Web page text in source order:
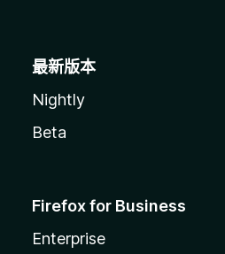
最新版本
Nightly
Beta
Firefox for Business
Enterprise